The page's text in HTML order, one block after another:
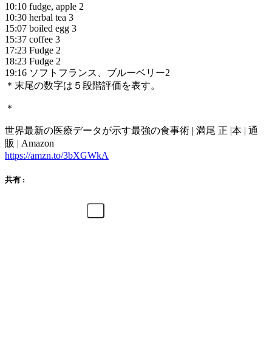
10:10 fudge, apple 2
10:30 herbal tea 3
15:07 boiled egg 3
15:37 coffee 3
17:23 Fudge 2
18:23 Fudge 2
19:16 ソフトフランス、ブルーベリー2
＊末尾の数字は５段階評価を表す。
＊
世界最新の医療データが示す最強の食事術 | 満尾 正 |本 | 通
販 | Amazon
https://amzn.to/3bXGWkA
共有 :